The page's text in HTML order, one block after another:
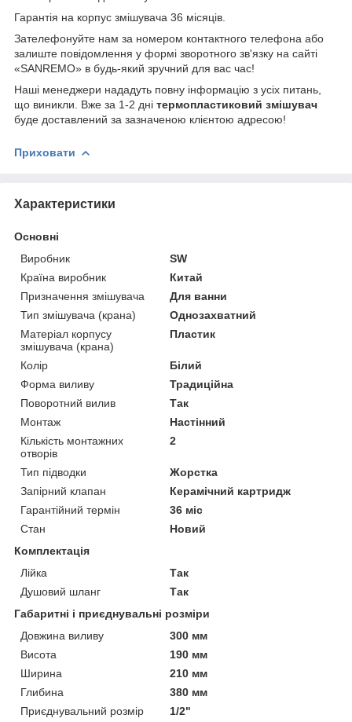
Гарантія на корпус змішувача 36 місяців.
Зателефонуйте нам за номером контактного телефона або
залиште повідомлення у формі зворотного зв'язку на сайті
«SANREMO» в будь-який зручний для вас час!
Наші менеджери нададуть повну інформацію з усіх питань,
що виникли. Вже за 1-2 дні термопластиковий змішувач
буде доставлений за зазначеною клієнтою адресою!
Приховати
Характеристики
Основні
Виробник
SW
Країна виробник
Китай
Призначення змішувача
Для ванни
Тип змішувача (крана)
Однозахватний
Матеріал корпусу
змішувача (крана)
Пластик
Колір
Білий
Форма виливу
Традиційна
Поворотний вилив
Так
Монтаж
Настінний
Кількість монтажних
отворів
2
Тип підводки
Жорстка
Запірний клапан
Керамічний картридж
Гарантійний термін
36 міс
Стан
Новий
Комплектація
Лійка
Так
Душовий шланг
Так
Габаритні і приєднувальні розміри
Довжина виливу
300 мм
Висота
190 мм
Ширина
210 мм
Глибина
380 мм
Приєднувальний розмір
1/2"